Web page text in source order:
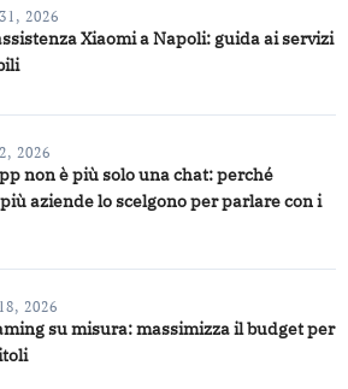
2026
Xiaomi a Napoli: guida ai servizi
2026
non è più solo una chat: perché
aziende lo scelgono per parlare con i
2026
su misura: massimizza il budget per